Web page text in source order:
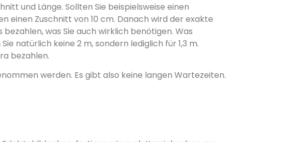
und Länge. Sollten Sie beispielsweise einen
einen Zuschnitt von 10 cm. Danach wird der exakte
was Sie auch wirklich benötigen. Was
natürlich keine 2 m, sondern lediglich für 1,3 m.
bezahlen.
werden. Es gibt also keine langen Wartezeiten.